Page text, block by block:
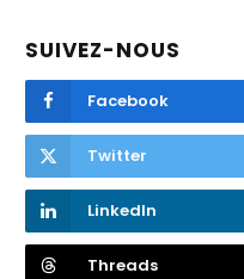
SUIVEZ-NOUS
Facebook
Twitter
LinkedIn
Threads